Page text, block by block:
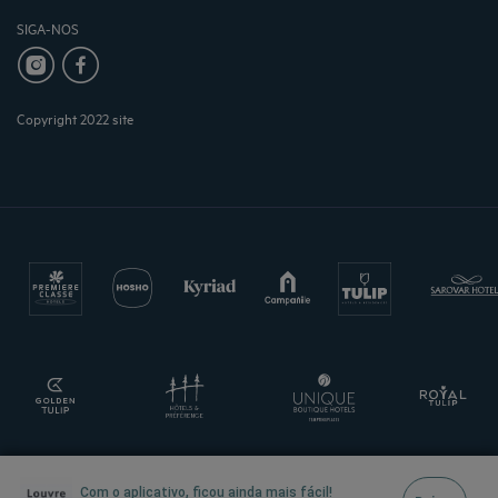
SIGA-NOS
Copyright 2022 site
Com o aplicativo, ficou ainda mais fácil!